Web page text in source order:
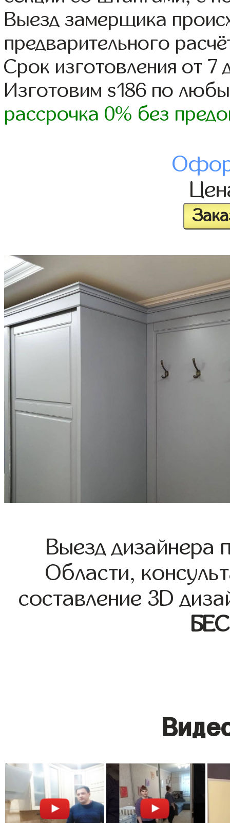
Выезд замерщика
предварительного
Срок изготовления от 7
Изготовим s186 по
рассрочка 0% без
Выезд дизайнера
Области,
составление 3D